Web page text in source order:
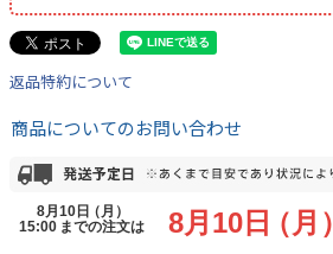
返品特約について
商品についてのお問い合わせ